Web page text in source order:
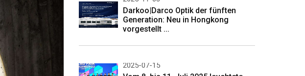
Darkoo|Darco Optik der fünften
Generation: Neu in Hongkong
vorgestellt ...
2025-07-15